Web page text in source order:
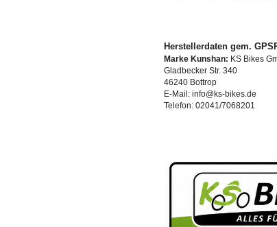
Herstellerdaten gem.
Marke Kunshan: KS Bikes
Gladbecker Str. 340
46240 Bottrop
E-Mail: info@ks-bikes.de
Telefon: 02041/7068201